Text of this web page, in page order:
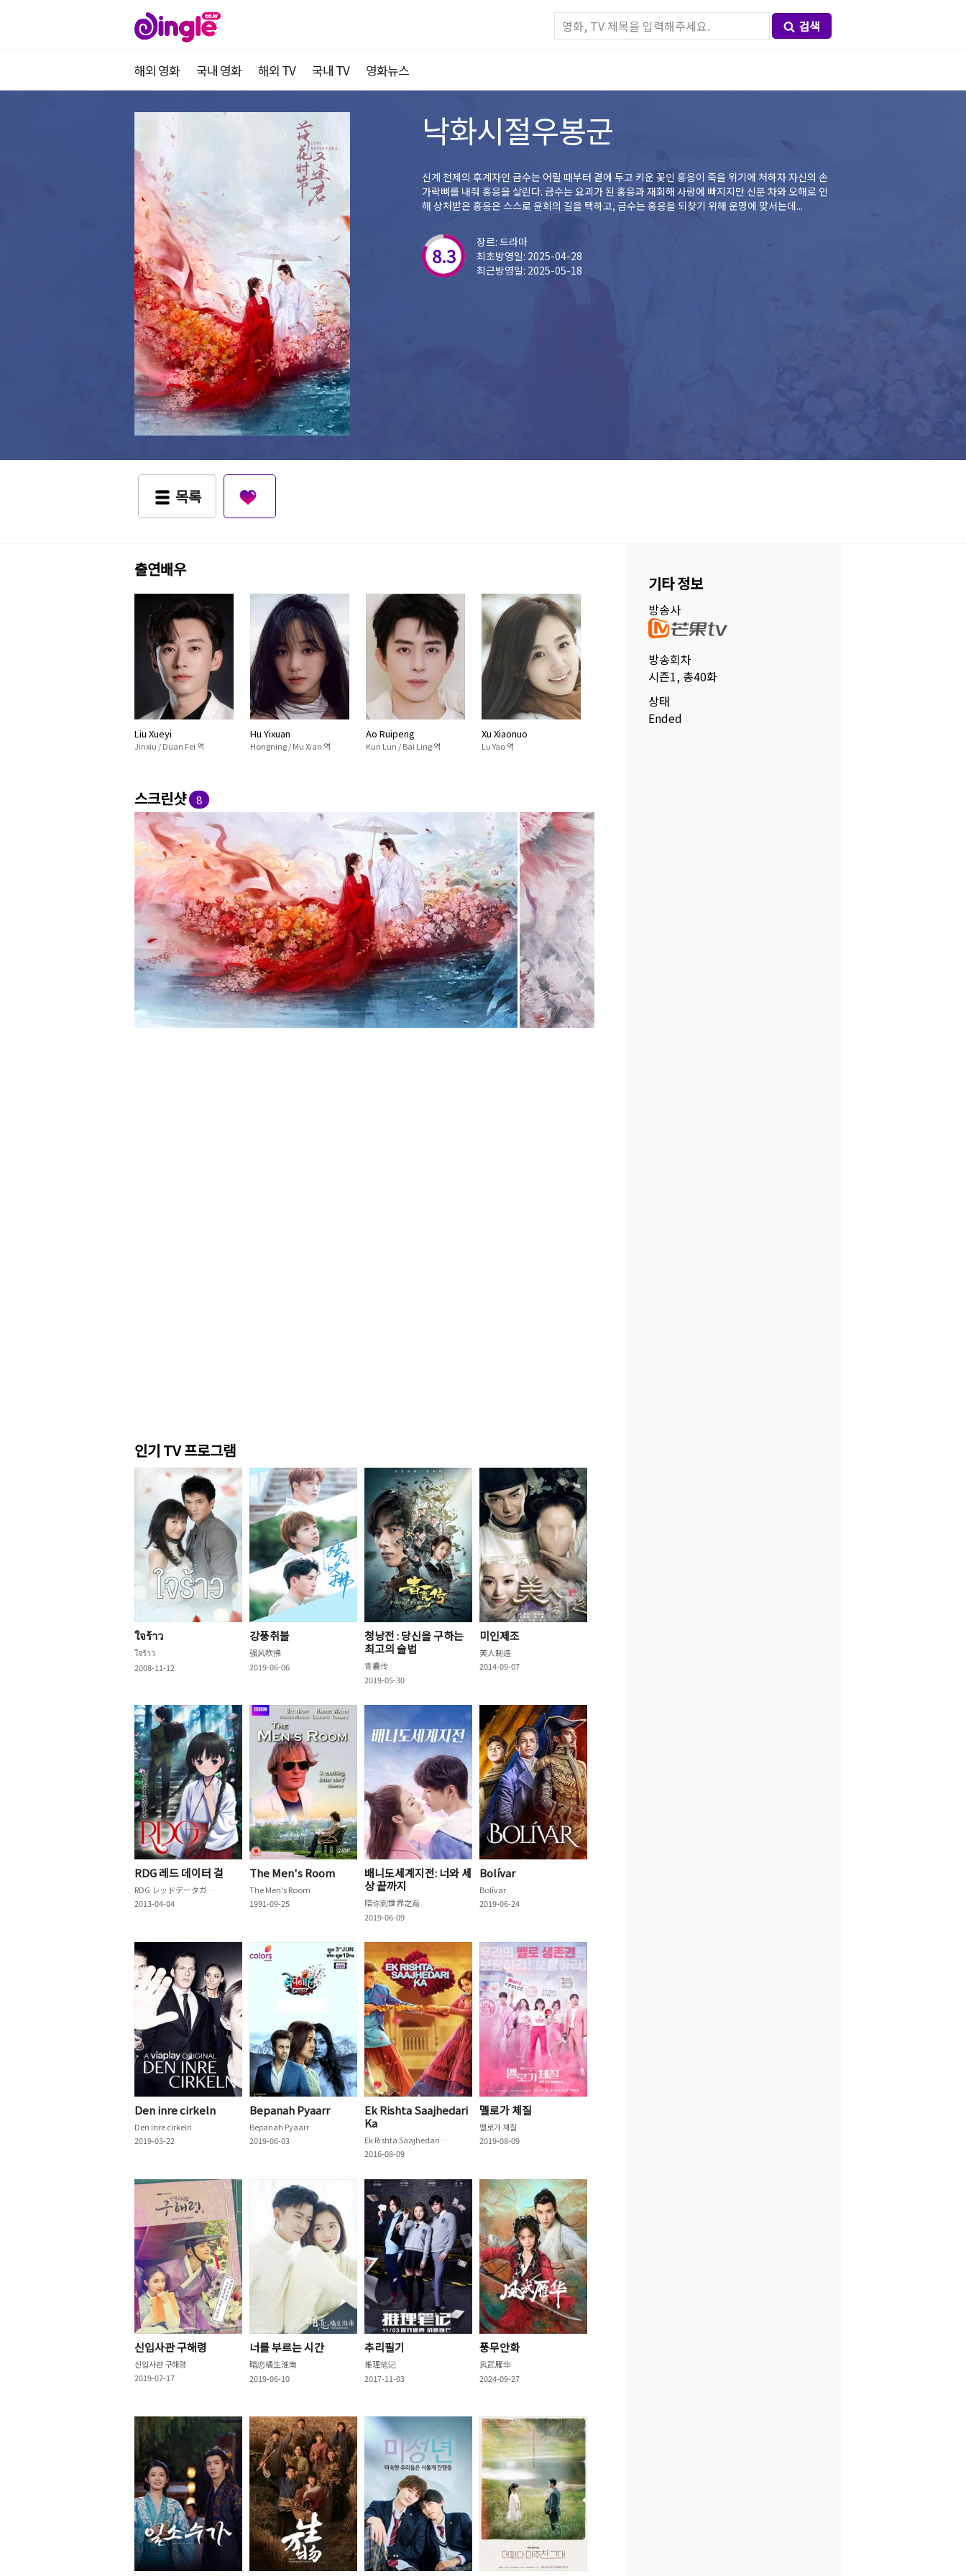
검색
해외 영화 국내 영화 해외 TV 국내 TV 영화뉴스
낙화시절우봉군
신계 천제의 후계자인 금수는 어릴 때부터 곁에 두고 키운 꽃인 홍응이 죽을 위기에 처하자 자신의 손
가락뼈를 내줘 홍응을 살린다. 금수는 요괴가 된 홍응과 재회해 사랑에 빠지지만 신분 차와 오해로 인
해 상처받은 홍응은 스스로 윤회의 길을 택하고, 금수는 홍응을 되찾기 위해 운명에 맞서는데...
8.3
장르: 드라마
최초방영일: 2025-04-28
최근방영일: 2025-05-18
목록
출연배우
Liu Xueyi
Jinxiu / Duan Fei 역
Hu Yixuan
Hongning / Mu Xian 역
Ao Ruipeng
Kun Lun / Bai Ling 역
Xu Xiaonuo
Lu Yao 역
스크린샷 8
인기 TV 프로그램
ใจร้าว
ใจร้าว
2008-11-12
강풍취불
强风吹拂
2019-06-06
청낭전 : 당신을 구하는
최고의 술법
青囊传
2019-05-30
미인제조
美人制造
2014-09-07
RDG 레드 데이터 걸
RDG レッドデータガール
2013-04-04
The Men's Room
The Men's Room
1991-09-25
배니도세계지전: 너와 세
상 끝까지
陪你到世界之巅
2019-06-09
Bolívar
Bolívar
2019-06-24
Den inre cirkeln
Den inre cirkeln
2019-03-22
Bepanah Pyaarr
Bepanah Pyaarr
2019-06-03
Ek Rishta Saajhedari
Ka
Ek Rishta Saajhedari Ka
2016-08-09
멜로가 체질
멜로가 체질
2019-08-09
신입사관 구해령
신입사관 구해령
2019-07-17
너를 부르는 시간
暗恋橘生淮南
2019-06-10
추리필기
推理笔记
2017-11-03
풍무안화
风武雁华
2024-09-27
기타 정보
방송사
방송회차
시즌1, 총40화
상태
Ended